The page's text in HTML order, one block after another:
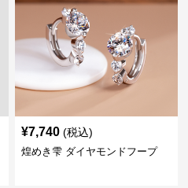
¥7,740 (税込)
煌めき雫 ダイヤモンドフープ